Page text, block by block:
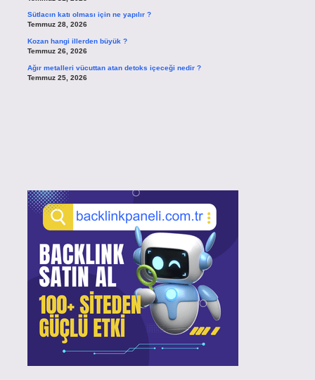
Sütlacın katı olması için ne yapılır ?
Temmuz 28, 2026
Kozan hangi illerden büyük ?
Temmuz 26, 2026
Ağır metalleri vücuttan atan detoks içeceği nedir ?
Temmuz 25, 2026